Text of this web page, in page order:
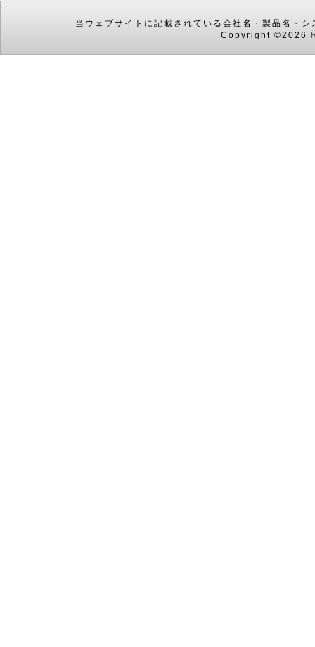
当ウェブサイトに記載されている会社名・製品名・
Copyright ©2026